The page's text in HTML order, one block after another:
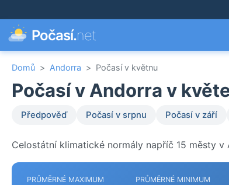
Počasí.net
Domů > Andorra > Počasí v květnu
Počasí v Andorra v
Předpověď Počasí v srpnu Počasí v září
Celostátní klimatické normály napříč 15 městy v
PRŮMĚRNÉ MAXIMUM PRŮMĚRNÉ MINIMUM